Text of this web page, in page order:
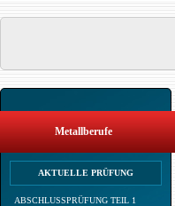
Metallberufe
AKTUELLE PRÜFUNG
ABSCHLUSSPRÜFUNG TEIL 1